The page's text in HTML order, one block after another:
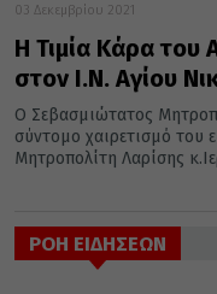
03 Δεκεμβρίου 2021
Η Τιμία Κάρα του
στον Ι.Ν. Αγίου
Ο Σεβασμιώτατος
σύντομο χαιρετισμό του
Μητροπολίτη Λαρίσης
ΡΟΗ ΕΙΔΗΣΕΩΝ